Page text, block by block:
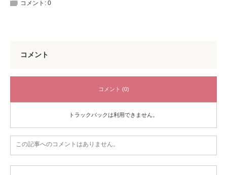
コメント: 0
コメント
コメント (0)
トラックバックは利用できません。
この記事へのコメントはありません。